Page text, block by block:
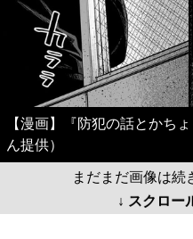
【漫画】『防犯の話とかち
ん提供）
まだまだ画像は続
↓ スクロー